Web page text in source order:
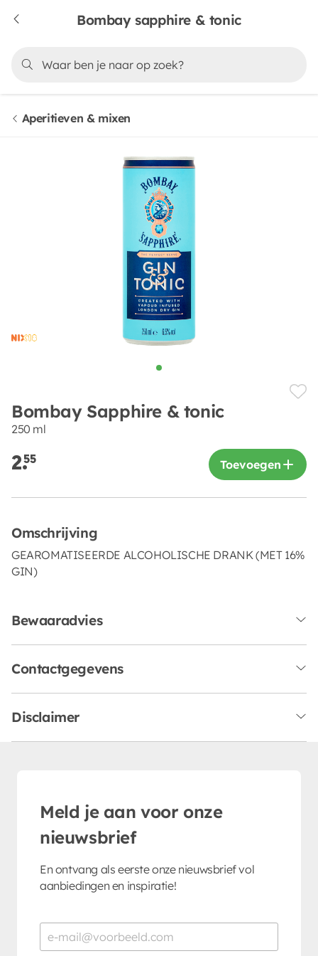
Bombay sapphire & tonic
Aperitieven & mixen
Bombay Sapphire & tonic
250 ml
2.55 Toevoegen
Omschrijving
GEAROMATISEERDE ALCOHOLISCHE DRANK (MET 16%
GIN)
Bewaaradvies
Contactgegevens
Disclaimer
Meld je aan voor onze
nieuwsbrief
En ontvang als eerste onze nieuwsbrief vol
aanbiedingen en inspiratie!